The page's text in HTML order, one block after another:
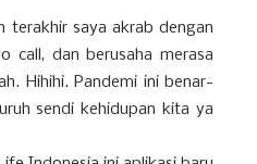
terakhir saya akrab dengan
call, dan berusaha merasa
Hihihi. Pandemi ini benar-
sendi kehidupan kita ya